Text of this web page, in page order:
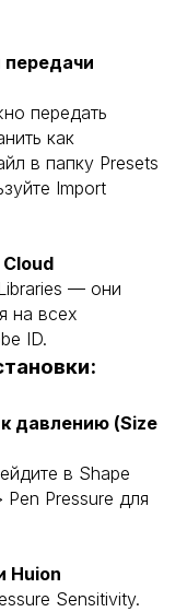
передать
как
в папку Presets
Import
— они
на всех
ID.
давлению (Size
в Shape
Pen Pressure для
Huion
Sensitivity.